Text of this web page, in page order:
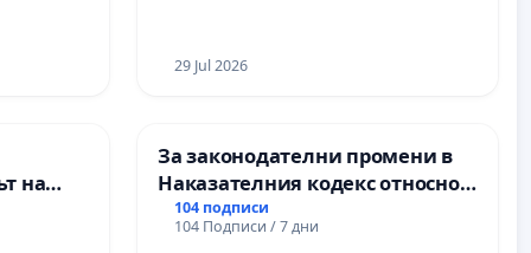
29 Jul 2026
на
За законодателни промени в
Наказателния кодекс относно
наказателната отговорност на
непълнолетните при особено
104 подписи
104 Подписи / 7 дни